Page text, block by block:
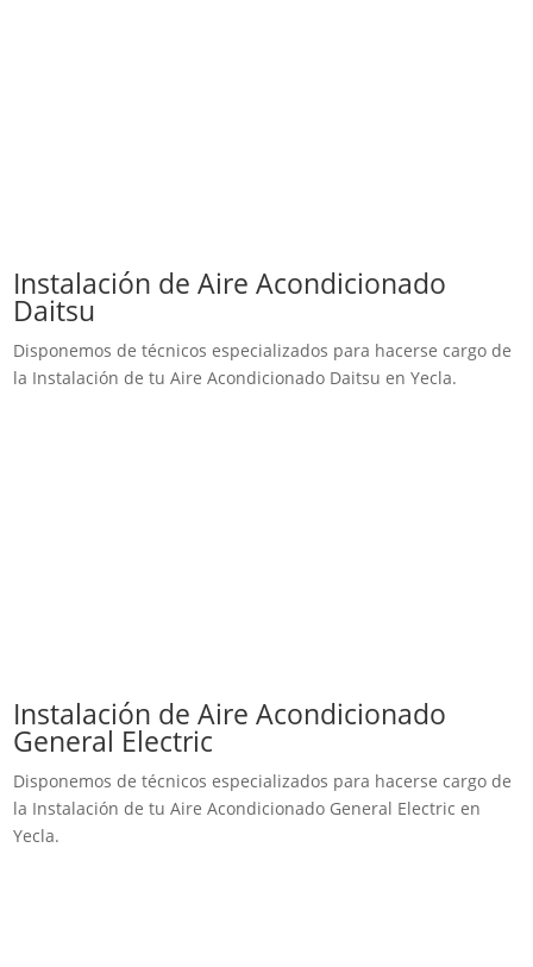
Instalación de Aire Acondicionado
Daitsu
Disponemos de técnicos especializados para hacerse cargo de
la Instalación de tu Aire Acondicionado Daitsu en Yecla.
Instalación de Aire Acondicionado
General Electric
Disponemos de técnicos especializados para hacerse cargo de
la Instalación de tu Aire Acondicionado General Electric en
Yecla.